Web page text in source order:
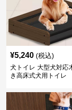
¥5,240 (税込)
犬トイレ 大型犬対応
き高床式犬用トイレ